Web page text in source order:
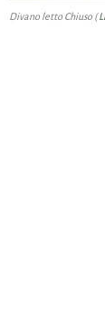
Divano letto Chiuso (